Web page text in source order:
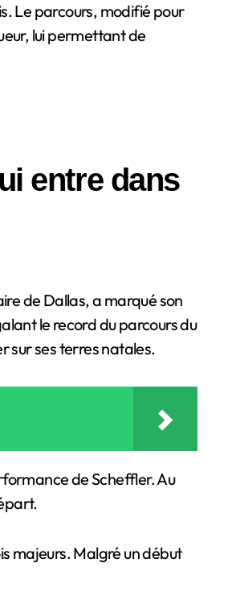
Le parcours, modifié pour
lui permettant de
entre dans
de Dallas, a marqué son
le record du parcours du
sur ses terres natales.
de Scheffler. Au
majeurs. Malgré un début